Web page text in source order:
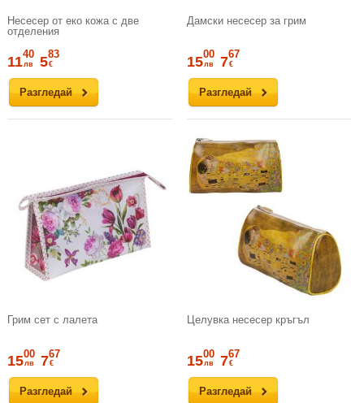
Несесер от еко кожа с две
отделения
Разгледай
1140
лв 583
€
Дамски несесер за грим
Разгледай
1500
лв 767
€
Грим сет с лалета
Разгледай
1500
лв 767
€
Целувка несесер кръгъл
Разгледай
1500
лв 767
€